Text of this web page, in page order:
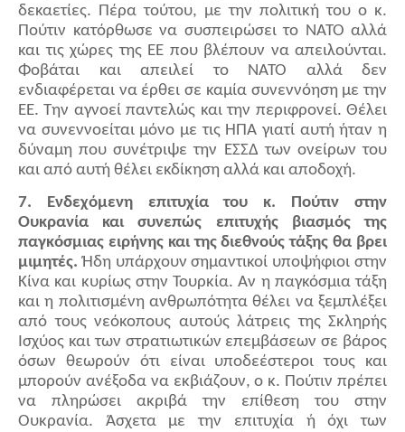
δεκαετίες. Πέρα τούτου, με την πολιτική του ο κ.
Πούτιν κατόρθωσε να συσπειρώσει το ΝΑΤΟ αλλά
και τις χώρες της ΕΕ που βλέπουν να απειλούνται.
Φοβάται και απειλεί το ΝΑΤΟ αλλά δεν
ενδιαφέρεται να έρθει σε καμία συνεννόηση με την
ΕΕ. Την αγνοεί παντελώς και την περιφρονεί. Θέλει
να συνεννοείται μόνο με τις ΗΠΑ γιατί αυτή ήταν η
δύναμη που συνέτριψε την ΕΣΣΔ των ονείρων του
και από αυτή θέλει εκδίκηση αλλά και αποδοχή.
7. Ενδεχόμενη επιτυχία του κ. Πούτιν στην
Ουκρανία και συνεπώς επιτυχής βιασμός της
παγκόσμιας ειρήνης και της διεθνούς τάξης θα βρει
μιμητές. Ήδη υπάρχουν σημαντικοί υποψήφιοι στην
Κίνα και κυρίως στην Τουρκία. Αν η παγκόσμια τάξη
και η πολιτισμένη ανθρωπότητα θέλει να ξεμπλέξει
από τους νεόκοπους αυτούς λάτρεις της Σκληρής
Ισχύος και των στρατιωτικών επεμβάσεων σε βάρος
όσων θεωρούν ότι είναι υποδεέστεροι τους και
μπορούν ανέξοδα να εκβιάζουν, ο κ. Πούτιν πρέπει
να πληρώσει ακριβά την επίθεση του στην
Ουκρανία. Άσχετα με την επιτυχία ή όχι των